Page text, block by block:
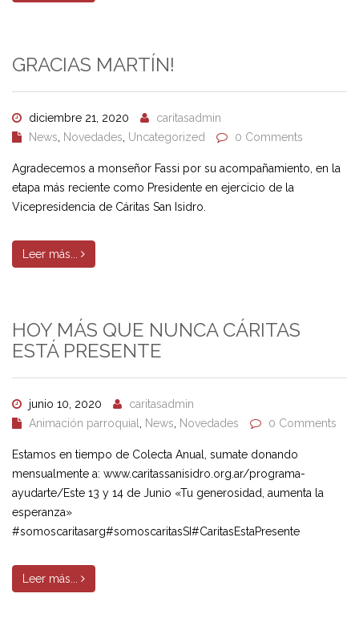
GRACIAS MARTÍN!
diciembre 21, 2020
caritasadmin
News
Novedades Uncategorized 0 Comments
Agradecemos a monseñor Fassi por su acompañamiento, en la
etapa más reciente como Presidente en ejercicio de la
Vicepresidencia de Cáritas San Isidro.
Leer más...
HOY MÁS QUE NUNCA CÁRITAS
ESTÁ PRESENTE
junio 10, 2020
caritasadmin
Animación parroquial
News Novedades 0 Comments
Estamos en tiempo de Colecta Anual, sumate donando
mensualmente a: www.caritassanisidro.org.ar/programa-
ayudarte/Este 13 y 14 de Junio «Tu generosidad, aumenta la
esperanza»
#somoscaritasarg#somoscaritasSI#CaritasEstaPresente
Leer más...